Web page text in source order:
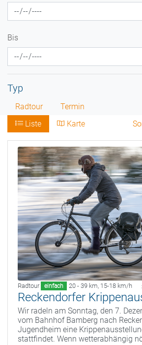
Bis
Typ
Radtour
Termin
Liste
Karte
Radtour einfach 20 - 39 km, 15-18 km/h
Reckendorfer
Wir radeln am Sonntag, den 7.
vom Bahnhof Bamberg nach
Jugendheim eine
stattfindet. Wenn wetterabhängig